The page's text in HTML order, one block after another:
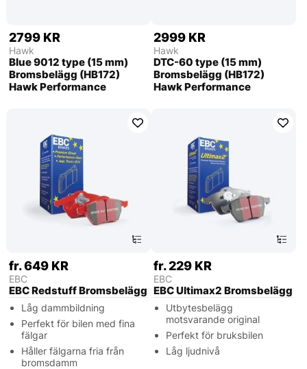
2799 KR
Hawk
Blue 9012 type (15 mm)
Bromsbelägg (HB172)
Hawk Performance
2999 KR
Hawk
DTC-60 type (15 mm)
Bromsbelägg (HB172)
Hawk Performance
fr. 649 KR
EBC
EBC Redstuff Bromsbelägg
Låg dammbildning
Perfekt för bilen med fina
fälgar
Håller fälgarna fria från
bromsdamm
fr. 229 KR
EBC
EBC Ultimax2 Bromsbelägg
Utbytesbelägg
motsvarande original
Perfekt för bruksbilen
Låg ljudnivå